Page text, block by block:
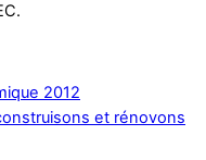
2012
et rénovons